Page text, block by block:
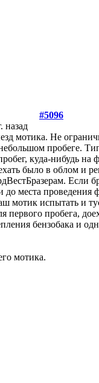
#5096
назад
мотика. Не
пробеге.
куда-нибудь на
было в облом и
Если
до места проведения
мотик испытать и
пробега,
бензобака и
мотика.